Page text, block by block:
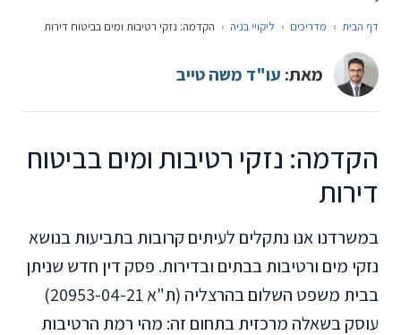
דף הבית › מדריכים › ליקויי בניה › הקדמה: נזקי רטיבות ומים בביטוח דירות
מאת: עו"ד משה טייב
הקדמה: נזקי רטיבות ומים בביטוח
דירות
במשרדנו אנו נתקלים לעיתים קרובות בתביעות בנושא
נזקי מים ורטיבות בבתים ובדירות. פסק דין חדש שניתן
בבית משפט השלום בהרצליה (ת"א 20953-04-21)
עוסק בשאלה מרכזית בתחום זה: מהי רמת הרטיבות